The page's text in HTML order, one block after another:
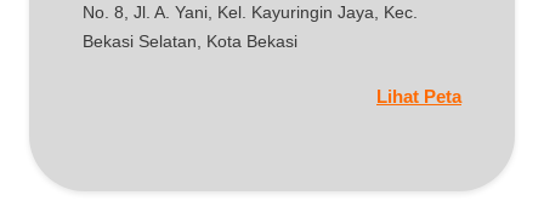
No. 8, Jl. A. Yani, Kel. Kayuringin Jaya, Kec.
Bekasi Selatan, Kota Bekasi
Lihat Peta